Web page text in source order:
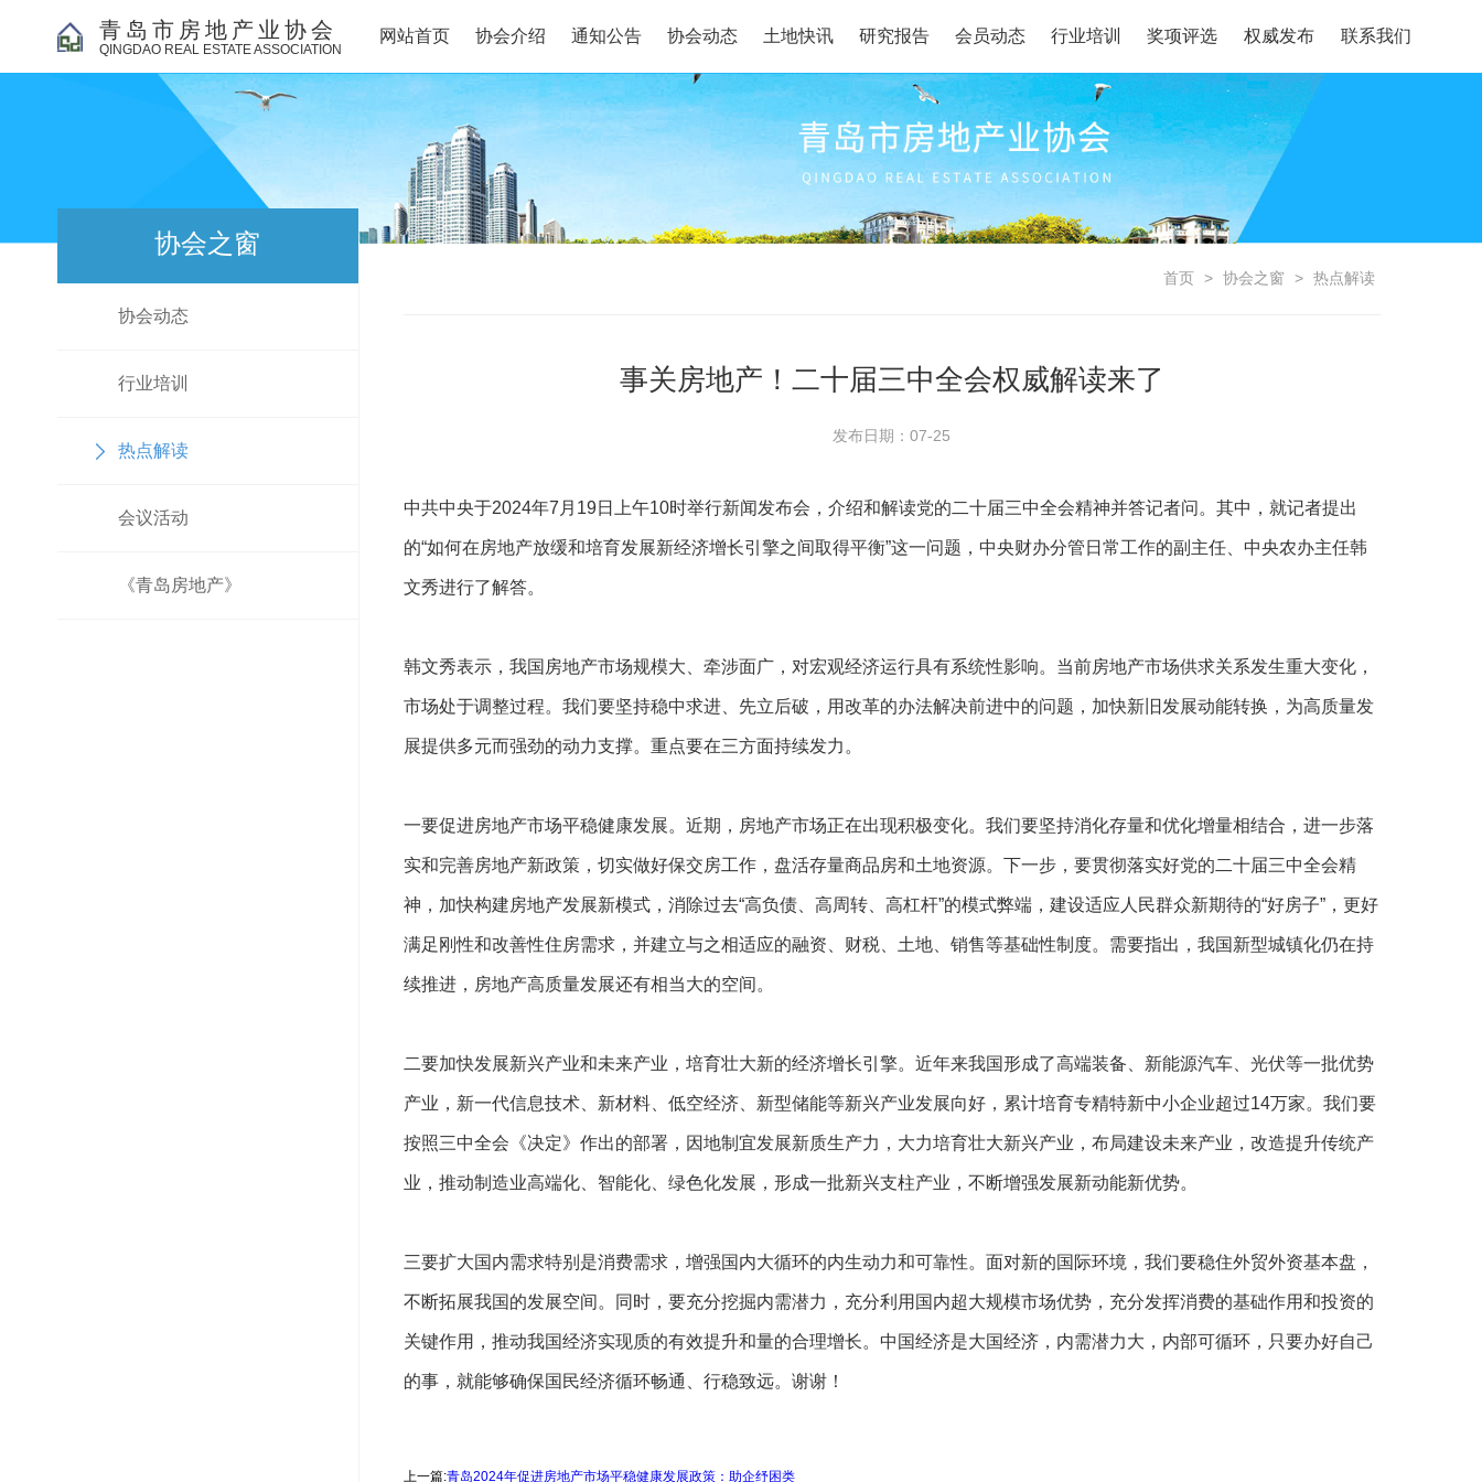
青岛市房地产业协会
QINGDAO REAL ESTATE ASSOCIATION
网站首页 协会介绍 通知公告 协会动态 土地快讯 研究报告 会员动态 行业培训 奖项评选 权威发布 联系我们
协会之窗
协会动态
行业培训
热点解读
会议活动
《青岛房地产》
首页 > 协会之窗 > 热点解读
事关房地产！二十届三中全会权威解读来了
发布日期：07-25
中共中央于2024年7月19日上午10时举行新闻发布会，介绍和解读党的二十届三中全会精神并答记者问。其中，就记者提出
的“如何在房地产放缓和培育发展新经济增长引擎之间取得平衡”这一问题，中央财办分管日常工作的副主任、中央农办主任韩
文秀进行了解答。
韩文秀表示，我国房地产市场规模大、牵涉面广，对宏观经济运行具有系统性影响。当前房地产市场供求关系发生重大变化，
市场处于调整过程。我们要坚持稳中求进、先立后破，用改革的办法解决前进中的问题，加快新旧发展动能转换，为高质量发
展提供多元而强劲的动力支撑。重点要在三方面持续发力。
一要促进房地产市场平稳健康发展。近期，房地产市场正在出现积极变化。我们要坚持消化存量和优化增量相结合，进一步落
实和完善房地产新政策，切实做好保交房工作，盘活存量商品房和土地资源。下一步，要贯彻落实好党的二十届三中全会精
神，加快构建房地产发展新模式，消除过去“高负债、高周转、高杠杆”的模式弊端，建设适应人民群众新期待的“好房子”，更好
满足刚性和改善性住房需求，并建立与之相适应的融资、财税、土地、销售等基础性制度。需要指出，我国新型城镇化仍在持
续推进，房地产高质量发展还有相当大的空间。
二要加快发展新兴产业和未来产业，培育壮大新的经济增长引擎。近年来我国形成了高端装备、新能源汽车、光伏等一批优势
产业，新一代信息技术、新材料、低空经济、新型储能等新兴产业发展向好，累计培育专精特新中小企业超过14万家。我们要
按照三中全会《决定》作出的部署，因地制宜发展新质生产力，大力培育壮大新兴产业，布局建设未来产业，改造提升传统产
业，推动制造业高端化、智能化、绿色化发展，形成一批新兴支柱产业，不断增强发展新动能新优势。
三要扩大国内需求特别是消费需求，增强国内大循环的内生动力和可靠性。面对新的国际环境，我们要稳住外贸外资基本盘，
不断拓展我国的发展空间。同时，要充分挖掘内需潜力，充分利用国内超大规模市场优势，充分发挥消费的基础作用和投资的
关键作用，推动我国经济实现质的有效提升和量的合理增长。中国经济是大国经济，内需潜力大，内部可循环，只要办好自己
的事，就能够确保国民经济循环畅通、行稳致远。谢谢！
上一篇:青岛2024年促进房地产市场平稳健康发展政策：助企纾困类